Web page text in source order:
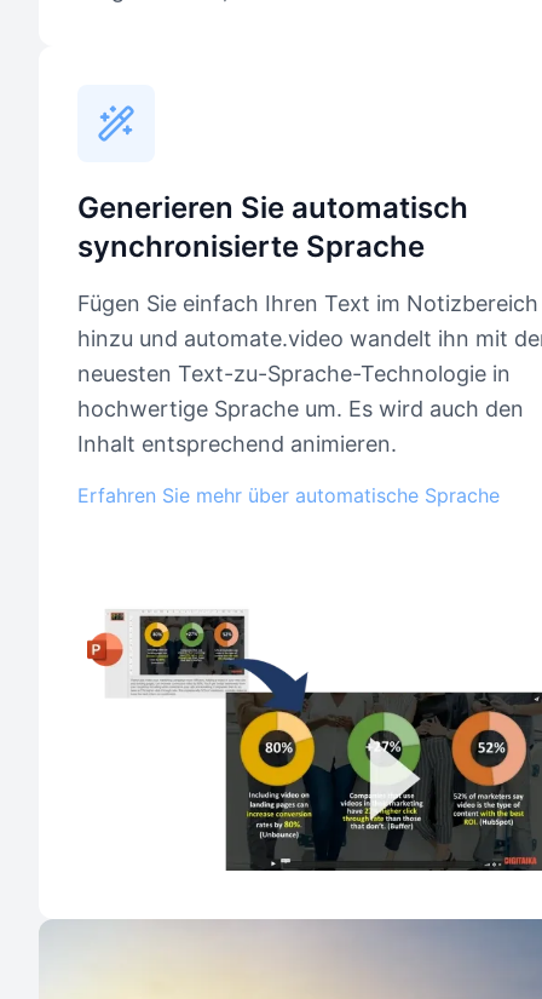
Generieren Sie automatisch
synchronisierte Sprache
Fügen Sie einfach Ihren Text im Notizbereich
hinzu und automate.video wandelt ihn mit
neuesten Text-zu-Sprache-Technologie in
hochwertige Sprache um. Es wird auch den
Inhalt entsprechend animieren.
Erfahren Sie mehr über automatische Sprache